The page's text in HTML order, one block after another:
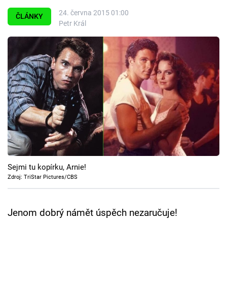
Témata
Filmy
Seriály
Hry
Cool Esport
Pořady
TV Program
Přihlášení
ČLÁNKY
24. června 2015 01:00
Petr Král
Sejmi tu kopírku, Arnie!
Zdroj: TriStar Pictures/CBS
Jenom dobrý námět úspěch nezaručuje!